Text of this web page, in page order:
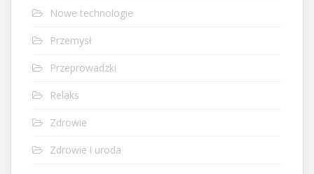
Nowe technologie
Przemysł
Przeprowadzki
Relaks
Zdrowie
Zdrowie i uroda